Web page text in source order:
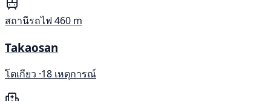
สถานีรถไฟ 460 m
Takaosan
โตเกียว ·18 เหตุการณ์